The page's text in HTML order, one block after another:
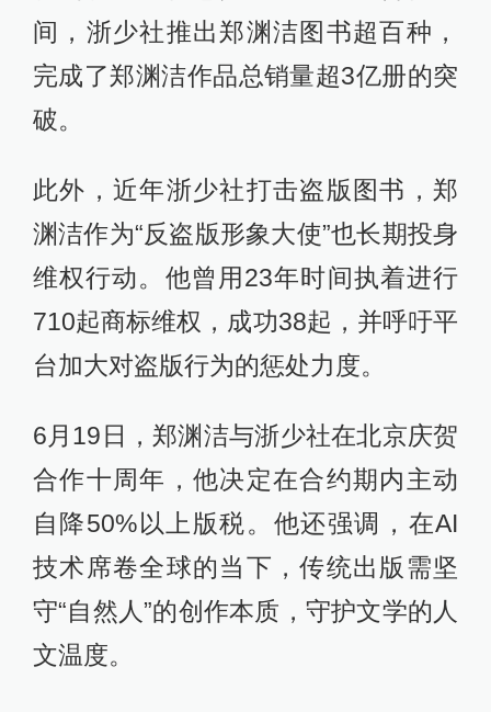
间，浙少社推出郑渊洁图书超百种，
完成了郑渊洁作品总销量超3亿册的突
破。
此外，近年浙少社打击盗版图书，郑
渊洁作为“反盗版形象大使”也长期投身
维权行动。他曾用23年时间执着进行
710起商标维权，成功38起，并呼吁平
台加大对盗版行为的惩处力度。
6月19日，郑渊洁与浙少社在北京庆贺
合作十周年，他决定在合约期内主动
自降50%以上版税。他还强调，在AI
技术席卷全球的当下，传统出版需坚
守“自然人”的创作本质，守护文学的人
文温度。